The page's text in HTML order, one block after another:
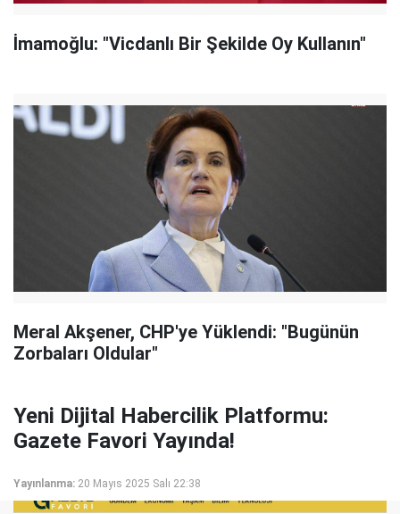
İmamoğlu: "Vicdanlı Bir Şekilde Oy Kullanın"
Meral Akşener, CHP'ye Yüklendi: "Bugünün
Zorbaları Oldular"
Yeni Dijital Habercilik Platformu:
Gazete Favori Yayında!
Yayınlanma: 20 Mayıs 2025 Salı 22:38